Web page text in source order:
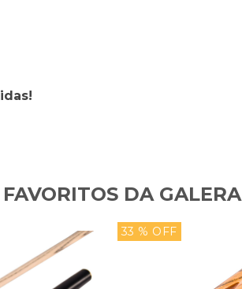
FAVORITOS DA GALERA
33 % OFF